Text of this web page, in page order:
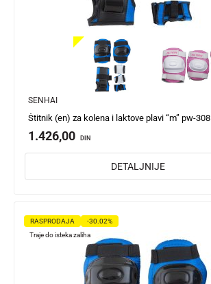
SENHAI
Štitnik (en) za kolena i laktove plavi “m” pw-308
1.426,00 DIN
DETALJNIJE
RASPRODAJA
-30.02%
Traje do isteka zaliha